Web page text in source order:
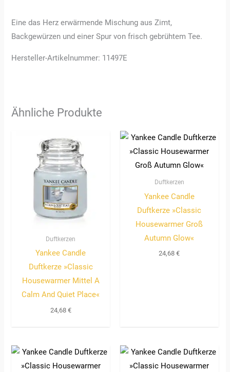
Eine das Herz erwärmende Mischung aus Zimt,
Backgewürzen und einer Spur von frisch gebrühtem Tee.
Hersteller-Artikelnummer: 11497E
Ähnliche Produkte
Duftkerzen
Yankee Candle
Duftkerze »Classic
Housewarmer Mittel A
Calm And Quiet Place«
24,68 €
Duftkerzen
Yankee Candle
Duftkerze »Classic
Housewarmer Groß
Autumn Glow«
24,68€